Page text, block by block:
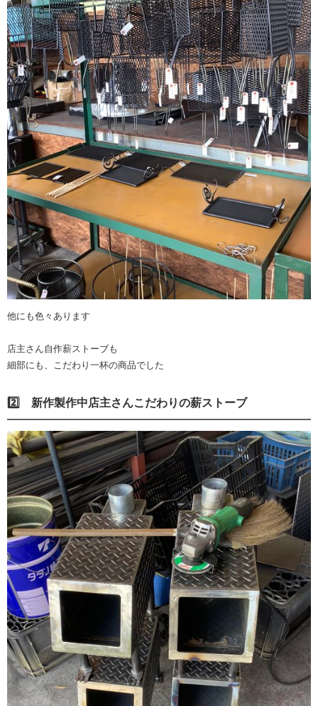
他にも色々あります
店主さん自作薪ストーブも
細部にも、こだわり一杯の商品でした
2️⃣ 新作製作中店主さんこだわりの薪ストーブ